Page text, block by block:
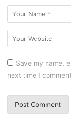
Save my name,
next time I